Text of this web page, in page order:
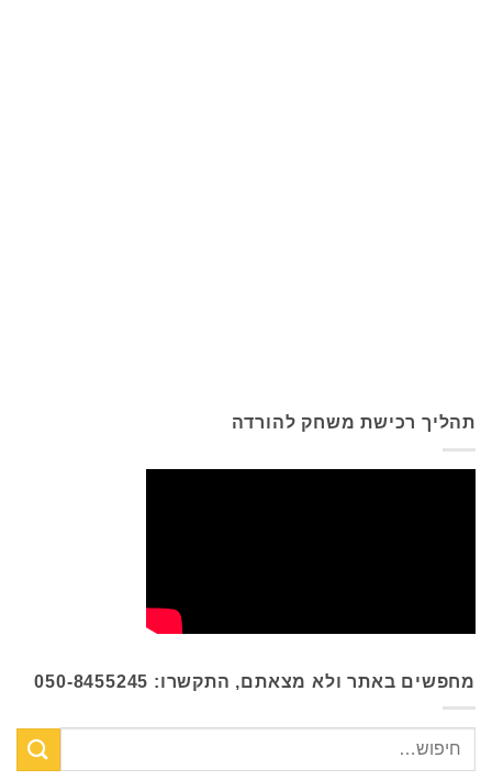
תהליך רכישת משחק להורדה
מחפשים באתר ולא מצאתם, התקשרו: 050-8455245